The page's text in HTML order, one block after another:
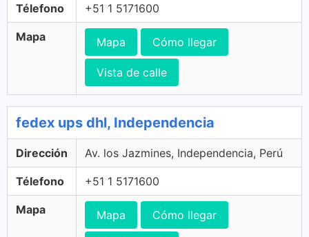
Télefono +51 1 5171600
Mapa Mapa Cómo llegar
Vista de calle
fedex ups dhl, Independencia
Dirección Av. los Jazmines, Independencia, Perú
Télefono +51 1 5171600
Mapa Mapa Cómo llegar